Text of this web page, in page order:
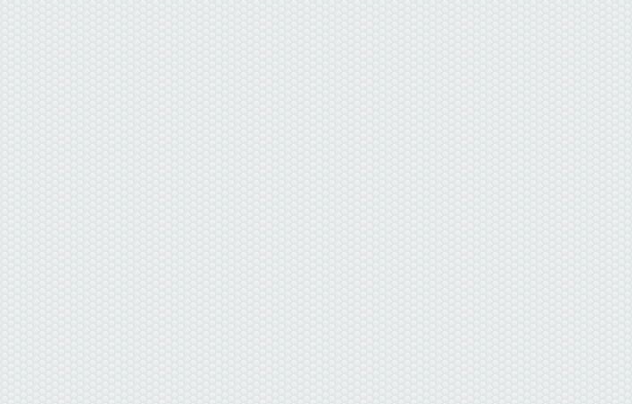
данные отсутствуют